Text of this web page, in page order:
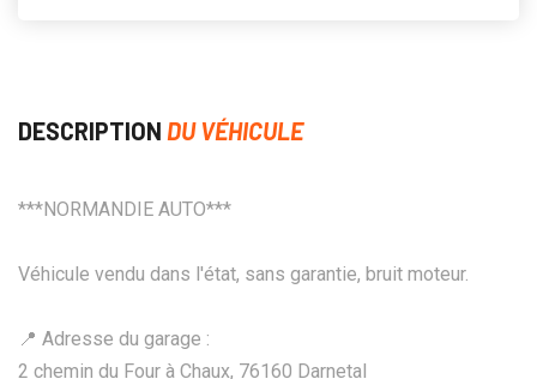
DESCRIPTION DU VÉHICULE
***NORMANDIE AUTO***
Véhicule vendu dans l'état, sans garantie, bruit moteur.
📍 Adresse du garage :
2 chemin du Four à Chaux, 76160 Darnetal